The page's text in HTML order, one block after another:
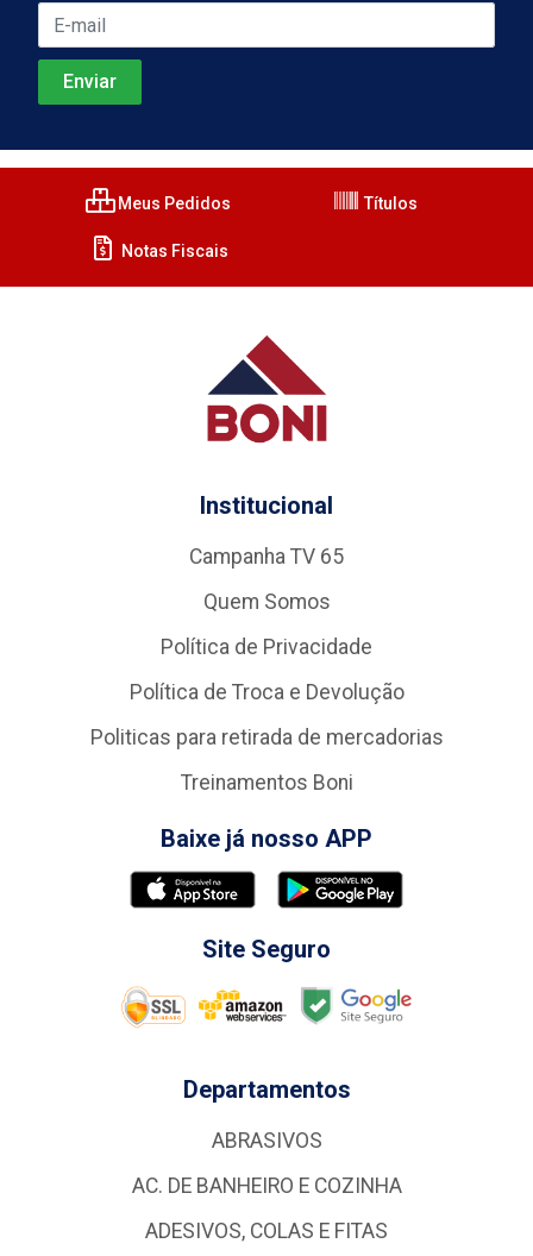
Meus Pedidos Títulos
Notas Fiscais
Institucional
Campanha TV 65
Quem Somos
Política de Privacidade
Política de Troca e Devolução
Politicas para retirada de mercadorias
Treinamentos Boni
Baixe já nosso APP
Site Seguro
Departamentos
ABRASIVOS
AC. DE BANHEIRO E COZINHA
ADESIVOS, COLAS E FITAS